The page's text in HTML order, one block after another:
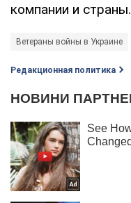
компании и страны.
Ветераны войны в Украине
Редакционная политика